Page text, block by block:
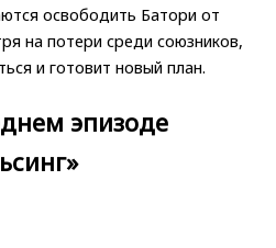
освободить Батори от
на потери среди союзников,
и готовит новый план.
эпизоде